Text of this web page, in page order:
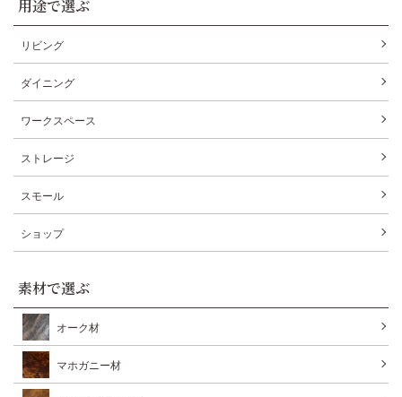
用途で選ぶ
リビング
ダイニング
ワークスペース
ストレージ
スモール
ショップ
素材で選ぶ
オーク材
マホガニー材